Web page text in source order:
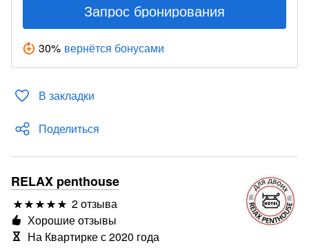
Запрос бронирования
30% вернётся бонусами
В закладки
Поделиться
RELAX penthouse
2 отзыва
Хорошие отзывы
На Квартирке с 2020 года